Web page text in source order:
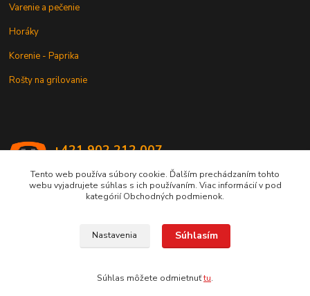
Varenie a pečenie
Horáky
Korenie - Paprika
Rošty na grilovanie
+421 902 212 007
Copyright © 2017-2027 MACSHOP.SK, všetky práva vyhradené..
Tento web používa súbory cookie. Ďalším prechádzaním tohto
webu vyjadrujete súhlas s ich používaním. Viac informácií v pod
kategórií Obchodných podmienok.
Nastavenia Súhlasím
Súhlas môžete odmietnuťtu.